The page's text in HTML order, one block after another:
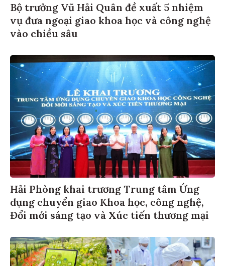
Bộ trưởng Vũ Hải Quân đề xuất 5 nhiệm
vụ đưa ngoại giao khoa học và công nghệ
vào chiều sâu
Hải Phòng khai trương Trung tâm Ứng
dụng chuyển giao Khoa học, công nghệ,
Đổi mới sáng tạo và Xúc tiến thương mại